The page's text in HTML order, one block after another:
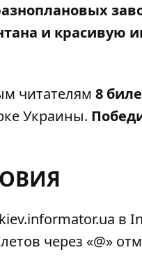
и красивую
читателям 8
Украины.
в
через «@»